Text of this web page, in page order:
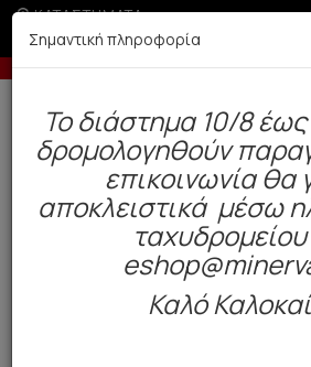
ΚΑΤΑΣΤΗΜΑΤΑ
Έως 6 άτοκες δόσεις με πιστωτική άνω των 100€
Δωρεάν αποστολή άνω των 49€.
Ανδρας Ρούχα Παντελόνια /
Σημαντική πληροφορία
To διάστημα 10/8
δρομολογηθούν
επικοινωνία θα
αποκλειστικά μέσω
Καλό